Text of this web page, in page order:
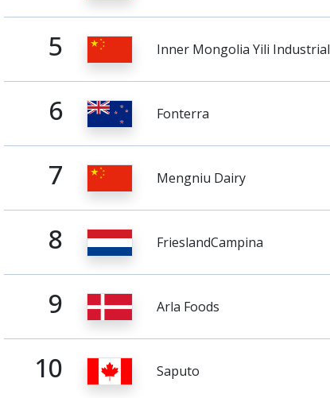
5 Inner Mongolia Yili Industrial
6 Fonterra
7 Mengniu Dairy
8 FrieslandCampina
9 Arla Foods
10 Saputo